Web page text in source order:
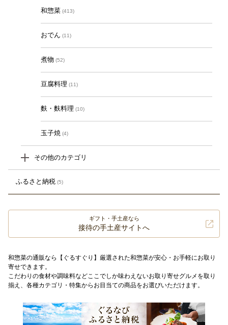
和惣菜 (413)
おでん (11)
煮物 (52)
豆腐料理 (11)
麩・麩料理 (10)
玉子焼 (4)
その他のカテゴリ
ふるさと納税 (5)
ギフト・手土産なら
接待の手土産サイトへ
和惣菜の通販なら【ぐるすぐり】厳選された和惣菜が安心・お手軽にお取り
寄せできます。
こだわりの食材や調味料などここでしか味わえないお取り寄せグルメを取り
揃え、各種カテゴリ・特集からお目当ての商品をお選びいただけます。